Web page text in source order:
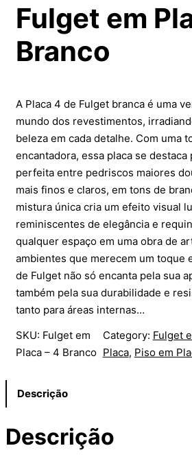
Fulget em
Branco
A Placa 4 de Fulget branca é uma
mundo dos revestimentos,
beleza em cada detalhe. Com uma
encantadora, essa placa se destaca
perfeita entre pedriscos maiores
mais finos e claros, em tons de
mistura única cria um efeito visual
reminiscentes de elegância e
qualquer espaço em uma obra de
ambientes que merecem um toque
de Fulget não só encanta pela sua
também pela sua durabilidade e
tanto para áreas internas…
SKU: Fulget em
Placa – 4 Branco
Category: Fulget
Placa, Piso em
Descrição
Descrição